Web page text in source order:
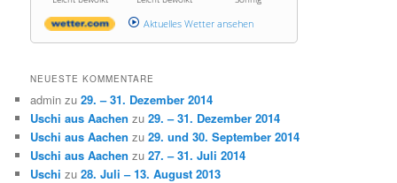
Aktuelles Wetter ansehen
NEUESTE KOMMENTARE
admin zu29. – 31. Dezember 2014
Uschi aus Aachen zu29. – 31. Dezember 2014
Uschi aus Aachen zu29. und 30. September 2014
Uschi aus Aachen zu27. – 31. Juli 2014
Uschi zu28. Juli – 13. August 2013